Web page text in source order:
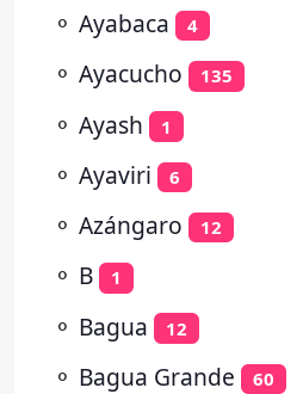
⚬ Ayabaca 4
⚬ Ayacucho 135
⚬ Ayash 1
⚬ Ayaviri 6
⚬ Azángaro 12
⚬ B 1
⚬ Bagua 12
⚬ Bagua Grande 60